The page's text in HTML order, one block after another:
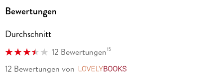
Bewertungen
Durchschnitt
12 Bewertungen15
12 Bewertungen von